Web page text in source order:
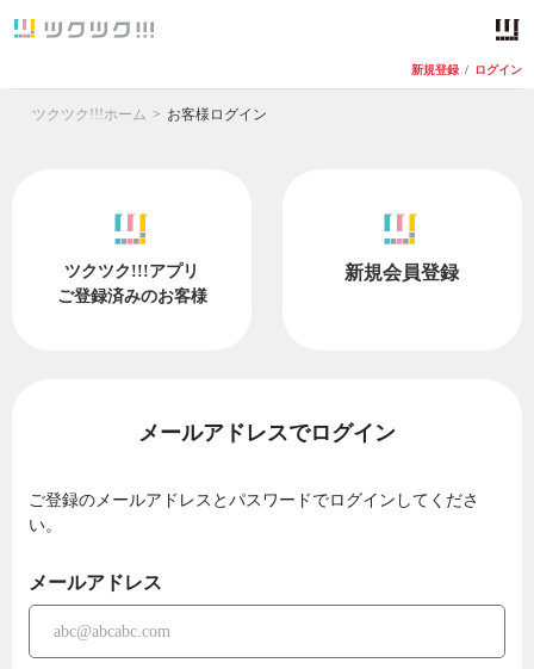
新規登録 / ログイン
ツクツク!!!ホーム お客様ログイン
ツクツク!!!アプリ
ご登録済みのお客様
新規会員登録
メールアドレスでログイン
ご登録のメールアドレスとパスワードでログインしてくださ
い。
メールアドレス